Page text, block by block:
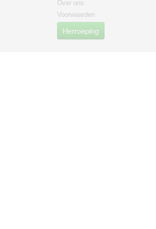
Over ons
Voorwaarden
Herroeping